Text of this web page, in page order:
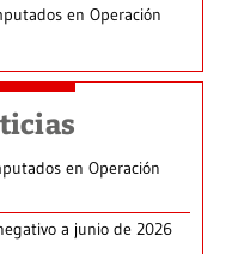
en Operación
en Operación
a junio de 2026